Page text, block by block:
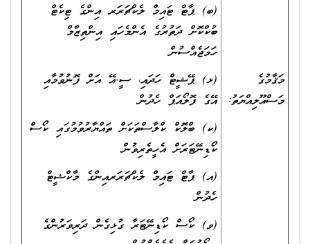
މަޤާމުގެ
މަސްއޫލިއްޔަތު:
(ބ) ޕާޓް ޓައިމް ލެކްޗަރަރ އިންގެ ޓިކެޓް
ބުކްކޮށް ދަތުރުގެ އެންމެހައި އިންތިޒާމް
ހަމަޖެއްސުން
(ޅ) ޕޭޝީޓް ހަދައި، ސީ.އޭ އަށް ފޮނުވުމާއި
އޭގެ ފޮލޯއަޕް ހެދުން
(ކ) ބްލޮކް ކްލާސްތަކަށް ތައްޔާރުވުމުގައި ކޯސް
ކޯޑިނޭޓަރަށް އެހީތެރިވުން
(އ) ޕާޓް ޓައިމް ލެކްޗަރަރއިންގެ މާކްޝީޓް
ހެދުން
(ވ) ކޯސް ކޯޑިނޭޓަރާ ގުޅިގެން ދަރިވަރުންގެ